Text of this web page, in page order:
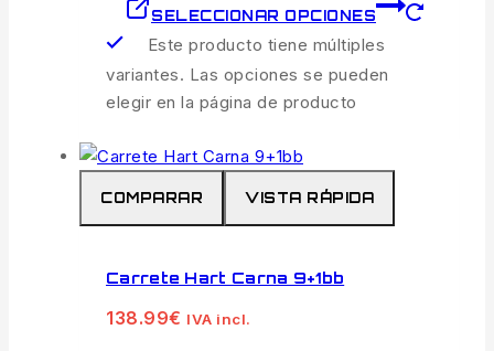
SELECCIONAR OPCIONES
Este producto tiene múltiples
variantes. Las opciones se pueden
elegir en la página de producto
COMPARAR VISTA RÁPIDA
Carrete Hart Carna 9+1bb
138.99€ IVA incl.